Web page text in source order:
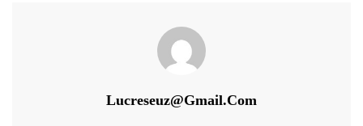
Lucreseuz@gmail.com